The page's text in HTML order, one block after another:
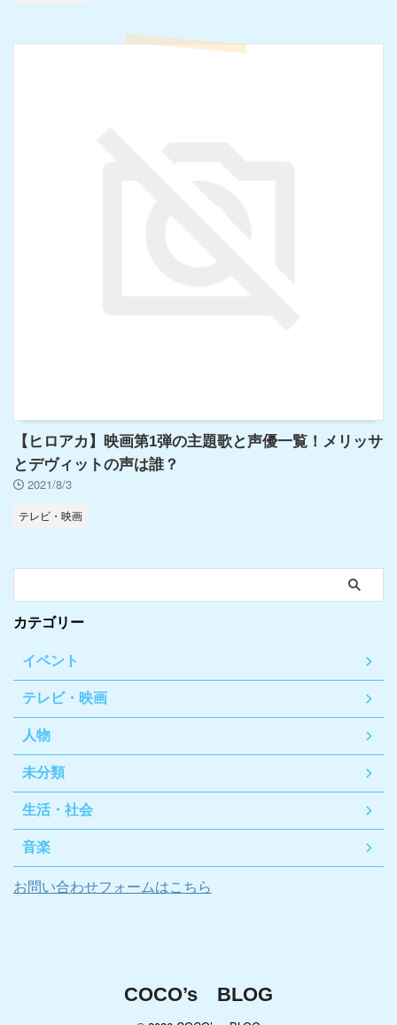
【ヒロアカ】映画第1弾の主題歌と声優一覧！メリッサ
とデヴィットの声は誰？
2021/8/3
テレビ・映画
カテゴリー
イベント
テレビ・映画
人物
未分類
生活・社会
音楽
お問い合わせフォームはこちら
COCO’s BLOG